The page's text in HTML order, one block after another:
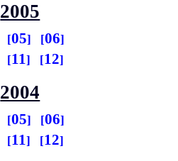
2005
05
06
11 12
2004
05
06
11 12